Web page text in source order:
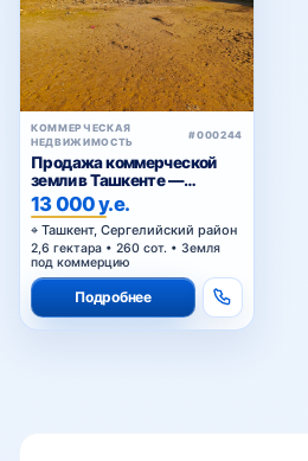
КОММЕРЧЕСКАЯ
НЕДВИЖИМОСТЬ
#000244
Продажа коммерческой
земли в Ташкенте —
участок промышленного
назначения 2,6 га в Янги-
Хаётском районе
13 000 у.е.
Ташкент, Сергелийский район
2,6 гектара • 260 сот. • Земля
под коммерцию
Подробнее